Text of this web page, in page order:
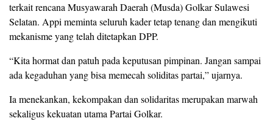
terkait rencana Musyawarah Daerah (Musda) Golkar Sulawesi
Selatan. Appi meminta seluruh kader tetap tenang dan mengikuti
mekanisme yang telah ditetapkan DPP.
“Kita hormat dan patuh pada keputusan pimpinan. Jangan sampai
ada kegaduhan yang bisa memecah soliditas partai,” ujarnya.
Ia menekankan, kekompakan dan solidaritas merupakan marwah
sekaligus kekuatan utama Partai Golkar.